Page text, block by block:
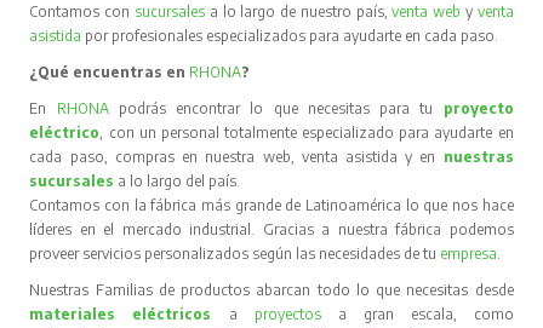
Contamos con sucursales a lo largo de nuestro país,venta web y venta
asistida por profesionales especializados para ayudarte en cada paso.
¿Qué encuentras en RHONA?
En RHONA podrás encontrar lo que necesitas para tu proyecto
eléctrico, con un personal totalmente especializado para ayudarte en
cada paso, compras en nuestra web, venta asistida y en nuestras
sucursales a lo largo del país.
Contamos con la fábrica más grande de Latinoamérica lo que nos hace
líderes en el mercado industrial. Gracias a nuestra fábrica podemos
proveer servicios personalizados según las necesidades de tu empresa.
Nuestras Familias de productos abarcan todo lo que necesitas desde
materiales eléctricos
a proyectos
a gran escala, como